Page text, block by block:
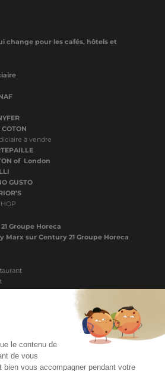
change pour les cafés, hôtels et
à vendre
of London
GUSTO
Groupe Horeca
Marx sur Century 21 Groupe Horeca